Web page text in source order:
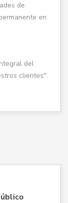
de
en
del
clientes".